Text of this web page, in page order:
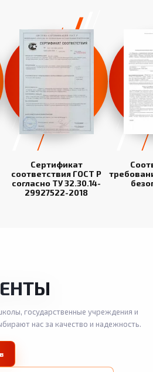
Сертификат
соответствия ГОСТ Р
согласно ТУ 32.30.14-
29927522-2018
государственные учреждения и
нас за качество и надежность.